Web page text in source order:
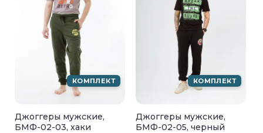
КОМПЛЕКТ
Джоггеры мужские,
БМФ-02-03, хаки
КОМПЛЕКТ
Джоггеры мужские,
БМФ-02-05, черный